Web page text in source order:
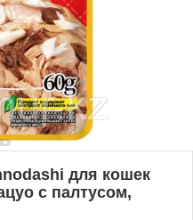
для кошек
с палтусом,